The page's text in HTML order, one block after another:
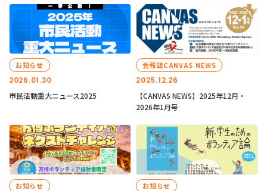
2026.01.30
お知らせ
市民活動重大ニュース2025
2025.12.26
会報誌CANVAS NEWS
【CANVAS NEWS】2025年12月・
2026年1月号
お知らせ お知らせ